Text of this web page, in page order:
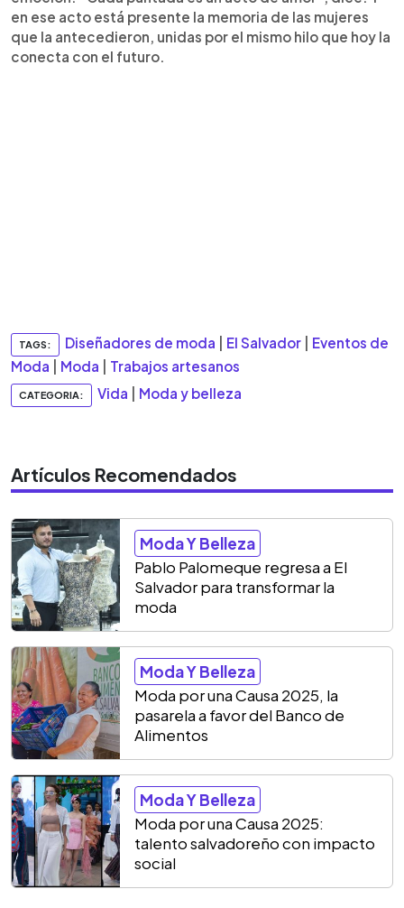
en ese acto está presente la memoria de las mujeres
que la antecedieron, unidas por el mismo hilo que hoy la
conecta con el futuro.
TAGS: Diseñadores de moda El Salvador
Eventos de
Moda
Moda Trabajos artesanos
CATEGORIA: Vida Moda y belleza
Artículos Recomendados
Moda Y Belleza
Pablo Palomeque regresa a El
Salvador para transformar la
moda
Moda Y Belleza
Moda por una Causa 2025, la
pasarela a favor del Banco de
Alimentos
Moda Y Belleza
Moda por una Causa 2025:
talento salvadoreño con impacto
social